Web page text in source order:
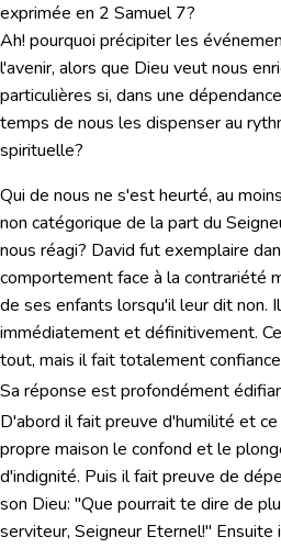
exprimée en 2 Samuel 7?
Ah! pourquoi précipiter les
l'avenir, alors que Dieu veut nous
particulières si, dans une
temps de nous les dispenser au
spirituelle?
Qui de nous ne s'est heurté, au
non catégorique de la part du
nous réagi? David fut exemplaire
comportement face à la contrariété
de ses enfants lorsqu'il leur dit non.
immédiatement et définitivement.
tout, mais il fait totalement
Sa réponse est profondément
D'abord il fait preuve d'humilité et
propre maison le confond et le
d'indignité. Puis il fait preuve de
son Dieu: "Que pourrait te dire de
serviteur, Seigneur Eternel!" Ensuite